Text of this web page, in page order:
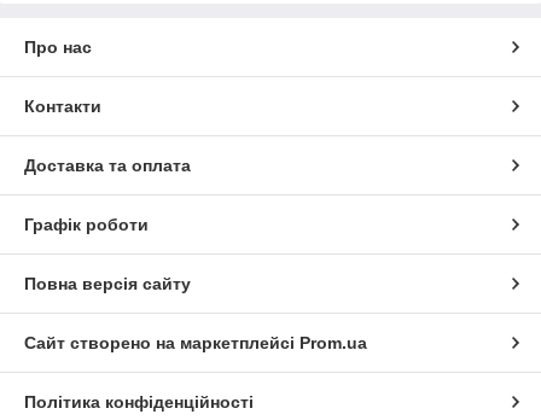
Про нас
Контакти
Доставка та оплата
Графік роботи
Повна версія сайту
Сайт створено на маркетплейсі Prom.ua
Політика конфіденційності